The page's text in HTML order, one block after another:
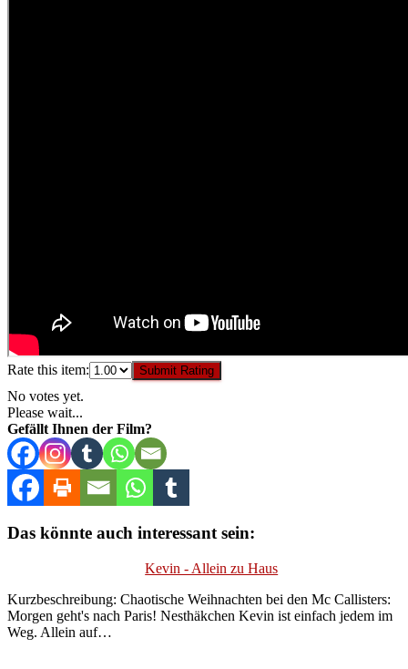
Rate this item: Submit Rating
No votes yet.
Please wait...
Gefällt Ihnen der Film?
Das könnte auch interessant sein:
Kevin - Allein zu Haus
Kurzbeschreibung: Chaotische Weihnachten bei den Mc Callisters:
Morgen geht's nach Paris! Nesthäkchen Kevin ist einfach jedem im
Weg. Allein auf…